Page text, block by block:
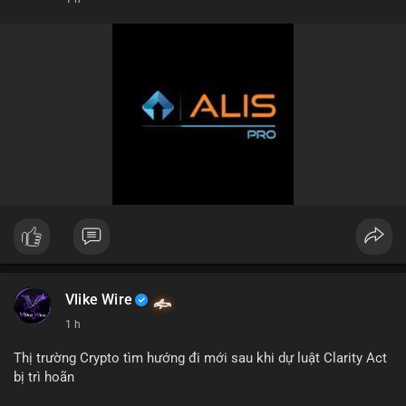
Vlike Wire
1 h
Thị trường Crypto tìm hướng đi mới sau khi dự luật Clarity Act
bị trì hoãn